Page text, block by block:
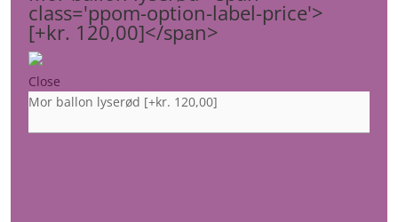
class='ppom-option-label-price'>
[+kr. 120,00]</span>
Close
Mor ballon lyserød [+kr. 120,00]